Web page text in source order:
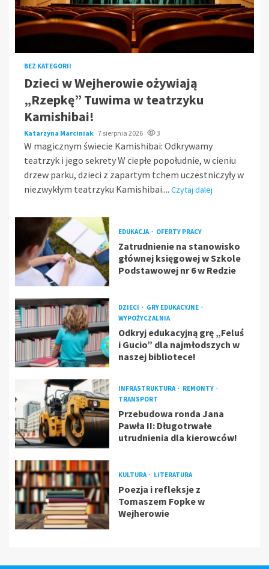
BEZ KATEGORII
Dzieci w Wejherowie ożywiają
„Rzepkę” Tuwima w teatrzyku
Kamishibai!
Katarzyna Marciniak 7 sierpnia 2026 3
W magicznym świecie Kamishibai: Odkrywamy
teatrzyk i jego sekrety W ciepłe popołudnie, w cieniu
drzew parku, dzieci z zapartym tchem uczestniczyły w
niezwykłym teatrzyku Kamishibai.... Czytaj dalej
EDUKACJA OFERTY PRACY
Zatrudnienie na stanowisko
głównej księgowej w Szkole
Podstawowej nr 6 w Redzie
DZIECI
GRY EDUKACYJNE
WYPOŻYCZALNIA
Odkryj edukacyjną grę „Feluś
i Gucio” dla najmłodszych w
naszej bibliotece!
INFRASTRUKTURA
REMONTY
TRANSPORT
Przebudowa ronda Jana
Pawła II: Długotrwałe
utrudnienia dla kierowców!
KULTURA LITERATURA
Poezja i refleksje z
Tomaszem Fopke w
Wejherowie